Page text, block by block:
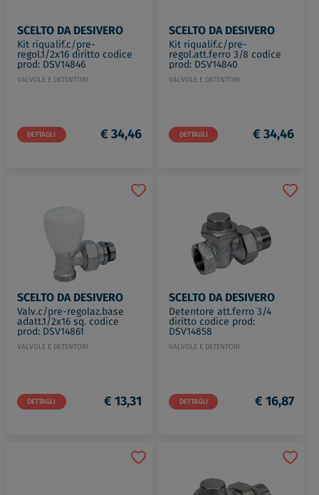
SCELTO DA DESIVERO
Kit riqualif.c/pre-
regol.1/2x16 diritto codice
prod: DSV14846
VALVOLE E DETENTORI
DETTAGLI € 34,46
SCELTO DA DESIVERO
Kit riqualif.c/pre-
regol.att.ferro 3/8 codice
prod: DSV14840
VALVOLE E DETENTORI
DETTAGLI € 34,46
SCELTO DA DESIVERO
Valv.c/pre-regolaz.base
adatt.1/2x16 sq. codice
prod: DSV14861
VALVOLE E DETENTORI
DETTAGLI € 13,31
SCELTO DA DESIVERO
Detentore att.ferro 3/4
diritto codice prod:
DSV14858
VALVOLE E DETENTORI
DETTAGLI € 16,87